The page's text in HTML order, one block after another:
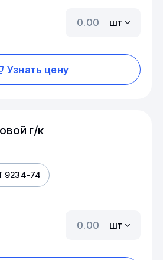
шт
Узнать цену
г/к
9234-74
шт